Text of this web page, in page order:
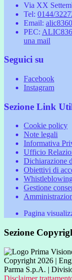
Via XX
Tel: 0144/
Email:
PEC:
una mail
Seguici su
Facebook
Instagram
Sezione Link
Cookie policy
Note legali
Informativa
Ufficio
Dichiarazione
Obiettivi di
Gestione
Pagina
Sezione
Copyright 2026 |
Parma S.p.A. |
Disclaimer